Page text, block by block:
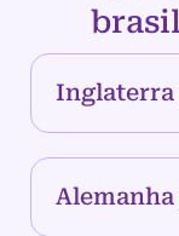
Inglaterra